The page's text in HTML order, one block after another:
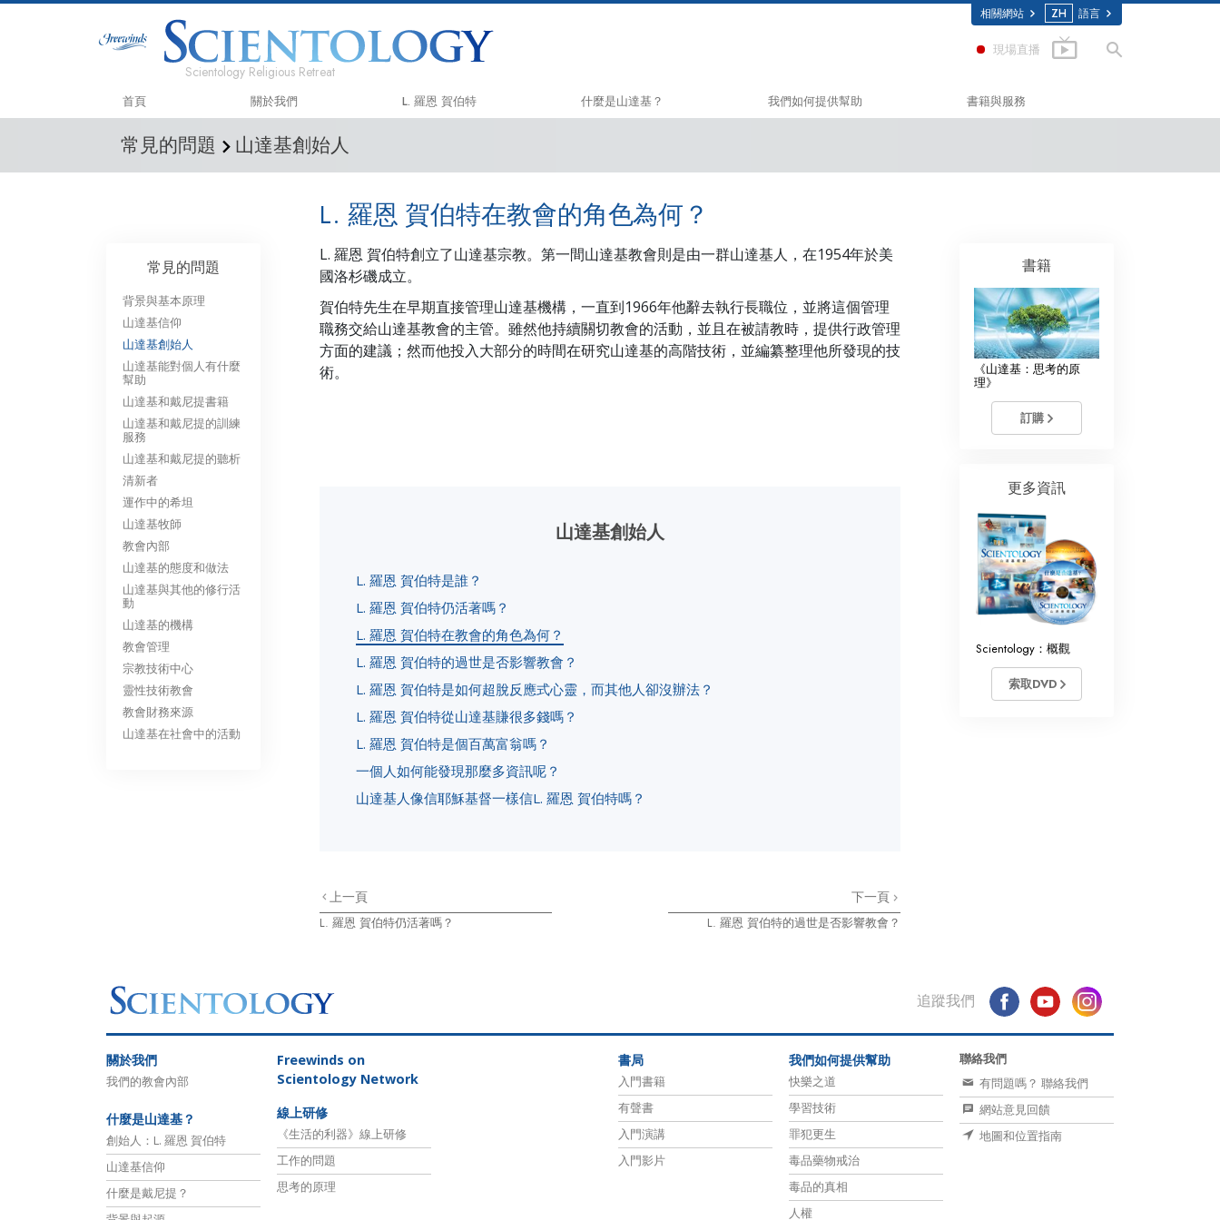
相關網站 ZH 語言
Scientology Religious Retreat
現場直播
首頁 關於我們 L. 羅恩 賀伯特 什麼是山達基？
山達基人談山達基
與山達基人見面
山達基的基本原則
戴尼提簡介
我們如何提供幫助
那可拿
人權團結聯盟
公民人權委員會
書籍與服務
入門影片
常見的問題 山達基創始人
L. 羅恩 賀伯特在教會的角色為何？
L. 羅恩 賀伯特創立了山達基宗教。第一間山達基教會則是由一群山達基人，在1954年於美
國洛杉磯成立。
賀伯特先生在早期直接管理山達基機構，一直到1966年他辭去執行長職位，並將這個管理
職務交給山達基教會的主管。雖然他持續關切教會的活動，並且在被請教時，提供行政管理
方面的建議；然而他投入大部分的時間在研究山達基的高階技術，並編纂整理他所發現的技
術。
山達基創始人
L. 羅恩 賀伯特是誰？
L. 羅恩 賀伯特仍活著嗎？
L. 羅恩 賀伯特在教會的角色為何？
L. 羅恩 賀伯特的過世是否影響教會？
L. 羅恩 賀伯特是如何超脫反應式心靈，而其他人卻沒辦法？
L. 羅恩 賀伯特從山達基賺很多錢嗎？
L. 羅恩 賀伯特是個百萬富翁嗎？
一個人如何能發現那麼多資訊呢？
山達基人像信耶穌基督一樣信L. 羅恩 賀伯特嗎？
上一頁
L. 羅恩 賀伯特仍活著嗎？
下一頁
L. 羅恩 賀伯特的過世是否影響教會？
常見的問題
背景與基本原理
山達基信仰
山達基創始人
山達基能對個人有什麼
幫助
山達基和戴尼提書籍
山達基和戴尼提的訓練
服務
山達基和戴尼提的聽析
清新者
運作中的希坦
山達基牧師
教會內部
山達基的態度和做法
山達基與其他的修行活
動
山達基的機構
教會管理
宗教技術中心
靈性技術教會
教會財務來源
山達基在社會中的活動
書籍
《山達基：思考的原
理》
訂購
更多資訊
Scientology：概觀
索取DVD
追蹤我們
關於我們
我們的教會內部
什麼是山達基？
創始人：L. 羅恩 賀伯特
山達基信仰
什麼是戴尼提？
Freewinds on
Scientology Network
線上研修
《生活的利器》線上研修
工作的問題
思考的原理
書局
入門書籍
有聲書
入門演講
入門影片
我們如何提供幫助
快樂之道
學習技術
罪犯更生
毒品藥物戒治
毒品的真相
人權
聯絡我們
有問題嗎？ 聯絡我們
網站意見回饋
地圖和位置指南